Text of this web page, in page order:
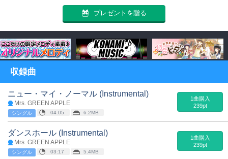
プレゼントを贈る
収録曲
ニュー・マイ・ノーマル (Instrumental)
Mrs. GREEN APPLE
シングル 04:05 6.2MB
1曲購入
239pt
ダンスホール (Instrumental)
Mrs. GREEN APPLE
シングル 03:17 5.4MB
1曲購入
239pt